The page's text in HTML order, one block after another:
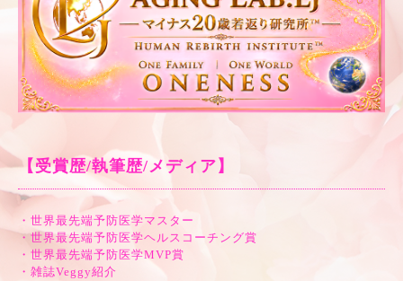
【受賞歴/執筆歴/メディア】
・世界最先端予防医学マスター
・世界最先端予防医学ヘルスコーチング賞
・世界最先端予防医学MVP賞
・雑誌Veggy紹介